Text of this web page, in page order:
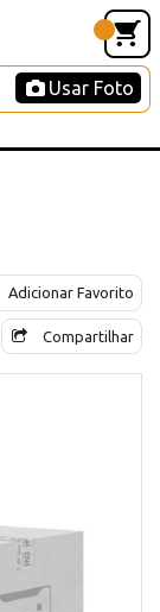
Usar Foto
Adicionar Favorito
Compartilhar